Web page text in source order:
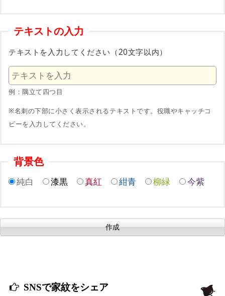
テキストの入力
テキストを入力してください（20文字以内）
例：隅立て四つ目
※名刺の下部に小さく表示されるテキストです。役職やキャッチコ
ピーを入力してください。
背景色
純白 漆黒 真紅 紺青 柳緑 今紫
SNSで家紋をシェア